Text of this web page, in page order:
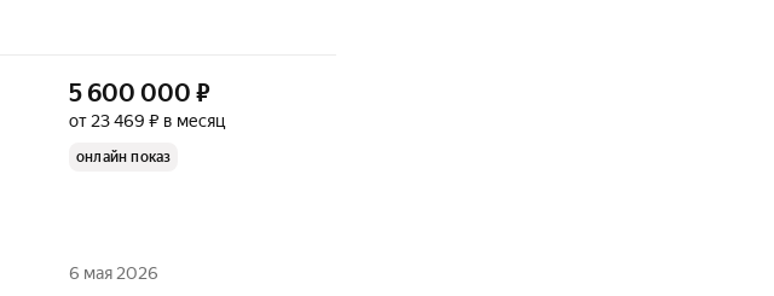
5 600 000 ₽
от 23 469 ₽ в месяц
онлайн показ
6 мая 2026